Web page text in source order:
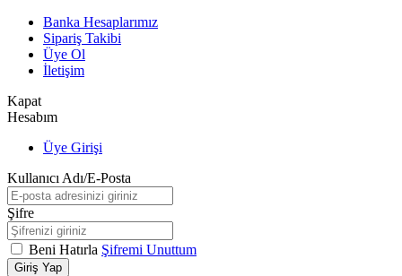
Banka Hesaplarımız
Sipariş Takibi
Üye Ol
İletişim
Kapat
Hesabım
Üye Girişi
Kullanıcı Adı/E-Posta
Şifre
Beni Hatırla Şifremi Unuttum
Giriş Yap